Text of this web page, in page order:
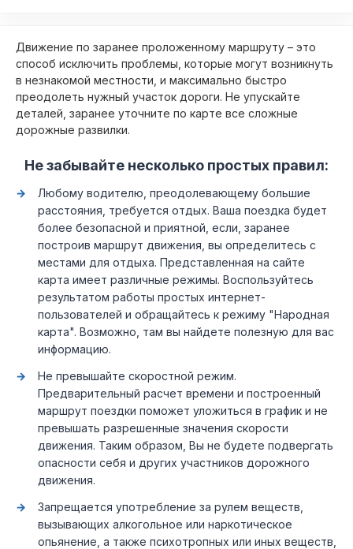
Движение по заранее проложенному маршруту – это
способ исключить проблемы, которые могут возникнуть
в незнакомой местности, и максимально быстро
преодолеть нужный участок дороги. Не упускайте
деталей, заранее уточните по карте все сложные
дорожные развилки.
Не забывайте несколько простых правил:
Любому водителю, преодолевающему большие
расстояния, требуется отдых. Ваша поездка будет
более безопасной и приятной, если, заранее
построив маршрут движения, вы определитесь с
местами для отдыха. Представленная на сайте
карта имеет различные режимы. Воспользуйтесь
результатом работы простых интернет-
пользователей и обращайтесь к режиму "Народная
карта". Возможно, там вы найдете полезную для вас
информацию.
Не превышайте скоростной режим.
Предварительный расчет времени и построенный
маршрут поездки поможет уложиться в график и не
превышать разрешенные значения скорости
движения. Таким образом, Вы не будете подвергать
опасности себя и других участников дорожного
движения.
Запрещается употребление за рулем веществ,
вызывающих алкогольное или наркотическое
опьянение, а также психотропных или иных веществ,